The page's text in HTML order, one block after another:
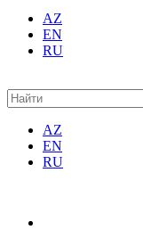
AZ
EN
RU
AZ
EN
RU